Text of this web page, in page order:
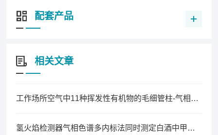
配套产品
相关文章
工作场所空气中11种挥发性有机物的毛细管柱-气相色谱同时测定法
氢火焰检测器气相色谱多内标法同时测定白酒中甲醇、酯类及其酸类含量